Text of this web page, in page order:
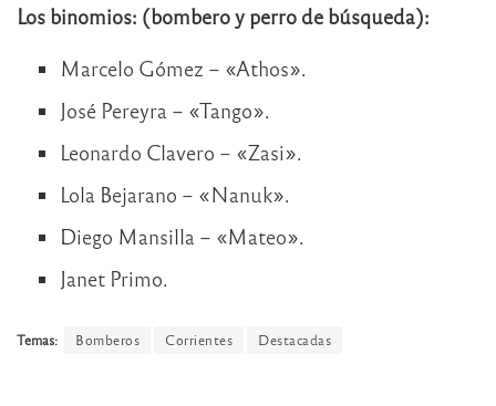
Los binomios: (bombero y perro de búsqueda):
Marcelo Gómez – «Athos».
José Pereyra – «Tango».
Leonardo Clavero – «Zasi».
Lola Bejarano – «Nanuk».
Diego Mansilla – «Mateo».
Janet Primo.
Temas: Bomberos Corrientes Destacadas